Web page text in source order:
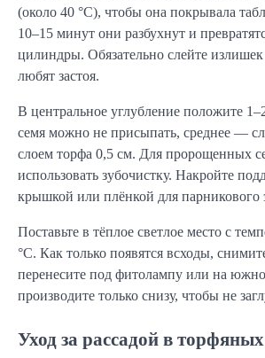
(около 40 °C), чтобы она покрывала
10–15 минут они разбухнут и
цилиндры. Обязательно слейте
любят застоя.
В центральное углубление положите
семя можно не присыпать, среднее —
слоем торфа 0,5 см. Для пророщенных
использовать зубочистку. Накройте
крышкой или плёнкой для парникового
Поставьте в тёплое светлое место с
°C. Как только появятся всходы,
перенесите под фитолампу или на
производите только снизу, чтобы не
Уход за рассадой в